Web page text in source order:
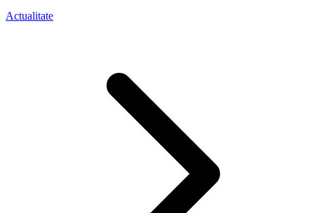
Actualitate